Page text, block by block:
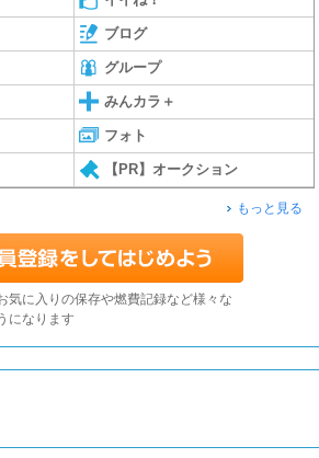
ブログ
グループ
みんカラ＋
フォト
【PR】オークション
もっと見る
気に入りの保存や燃費記録など様々な
になります